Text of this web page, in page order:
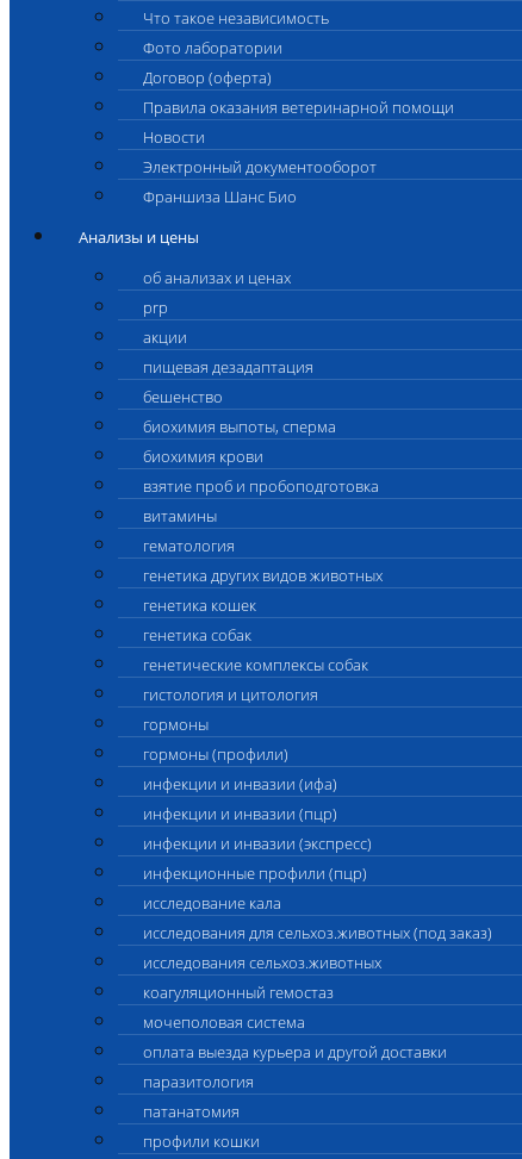
Что такое независимость
Фото лаборатории
Договор (оферта)
Правила оказания ветеринарной помощи
Новости
Электронный документооборот
Франшиза Шанс Био
Анализы и цены
об анализах и ценах
prp
акции
пищевая дезадаптация
бешенство
биохимия выпоты, сперма
биохимия крови
взятие проб и пробоподготовка
витамины
гематология
генетика других видов животных
генетика кошек
генетика собак
генетические комплексы собак
гистология и цитология
гормоны
гормоны (профили)
инфекции и инвазии (ифа)
инфекции и инвазии (пцр)
инфекции и инвазии (экспресс)
инфекционные профили (пцр)
исследование кала
исследования для сельхоз.животных (под заказ)
исследования сельхоз.животных
коагуляционный гемостаз
мочеполовая система
оплата выезда курьера и другой доставки
паразитология
патанатомия
профили кошки